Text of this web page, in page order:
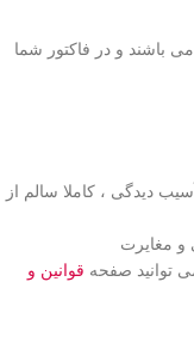
باشند و در فاکتور شما
دیدگی ، کاملا سالم از
مغایرت
توانید صفحه قوانین و